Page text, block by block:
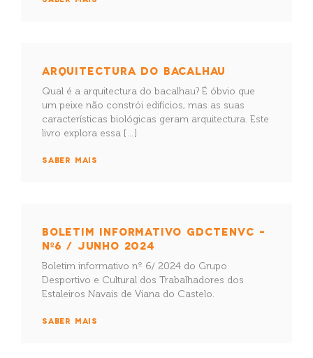
ARQUITECTURA DO BACALHAU
Qual é a arquitectura do bacalhau? É óbvio que
um peixe não constrói edifícios, mas as suas
características biológicas geram arquitectura. Este
livro explora essa […]
SABER MAIS
BOLETIM INFORMATIVO GDCTENVC –
Nº6 / JUNHO 2024
Boletim informativo nº 6/ 2024 do Grupo
Desportivo e Cultural dos Trabalhadores dos
Estaleiros Navais de Viana do Castelo.
SABER MAIS